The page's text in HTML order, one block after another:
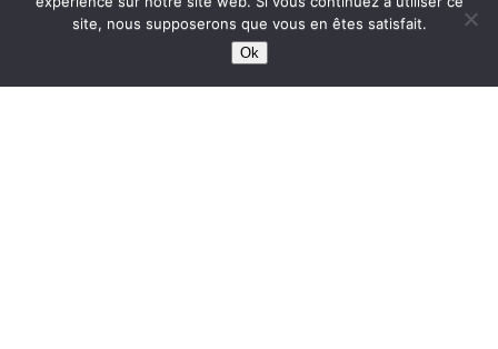
site, nous supposerons que vous en êtes satisfait.
Ok